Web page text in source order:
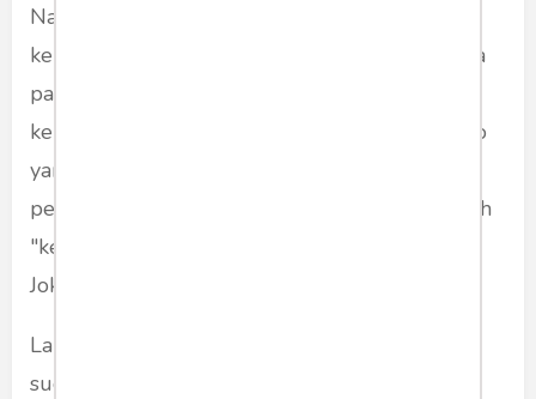
Namun, analisa lain menunjukkan bahwa
kerapuhan koalisi bukan saja karena bandelnya
parpol koalisi tapi akibat lemahnya
kepemimpinan Prabwo dalam koalisi. Prabowo
yang kelihatan disetir oleh kepentingan para
pengusung dan pendukung, membuat marwah
"kepemimpinan-nya" menjadi tak segahar
Jokowi.
Lantas, akankah ketiga partai tersebut (yang
sudah bermain hati dari gerindra) mendapat